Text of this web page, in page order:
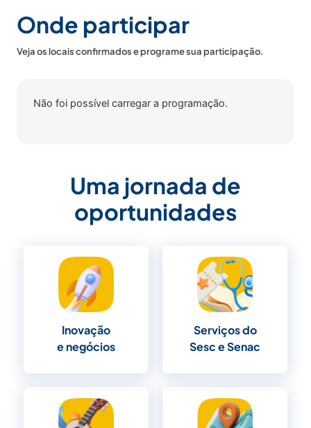
Onde participar
Veja os locais confirmados e programe sua participação.
Não foi possível carregar a programação.
Uma jornada de
oportunidades
Inovação
e negócios
Serviços do
Sesc e Senac